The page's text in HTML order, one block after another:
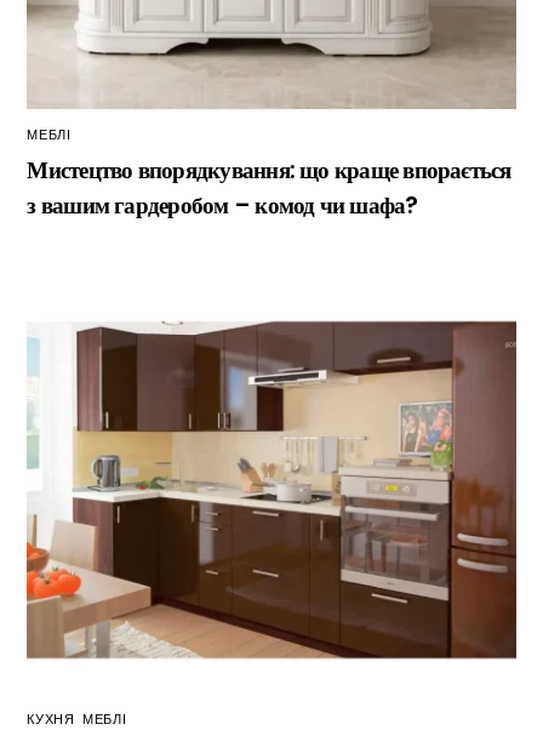
МЕБЛІ
Мистецтво впорядкування: що краще впорається
з вашим гардеробом – комод чи шафа?
КУХНЯ ,МЕБЛІ